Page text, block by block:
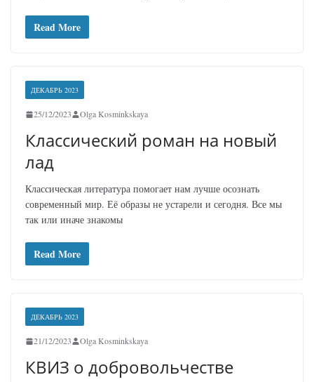
Read More
ДЕКАБРЬ 2023
25/12/2023 Olga Kosminkskaya
Классический роман на новый
лад
Классическая литература помогает нам лучше осознать
современный мир. Её образы не устарели и сегодня. Все мы
так или иначе знакомы
Read More
ДЕКАБРЬ 2023
21/12/2023 Olga Kosminkskaya
КВИЗ о добровольчестве